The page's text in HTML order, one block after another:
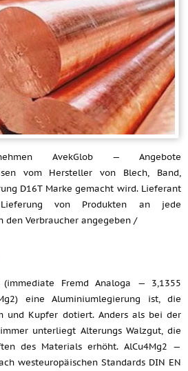
AvekGlob — Angebote
vom Hersteller von Blech, Band,
D16T Marke gemacht wird. Lieferant
von Produkten an jede
den Verbraucher angegeben /
(immediate Fremd Analoga — 3,1355
eine Aluminiumlegierung ist, die
und Kupfer dotiert. Anders als bei der
unterliegt Alterungs Walzgut, die
des Materials erhöht. AlCu4Mg2 —
westeuropäischen Standards DIN EN